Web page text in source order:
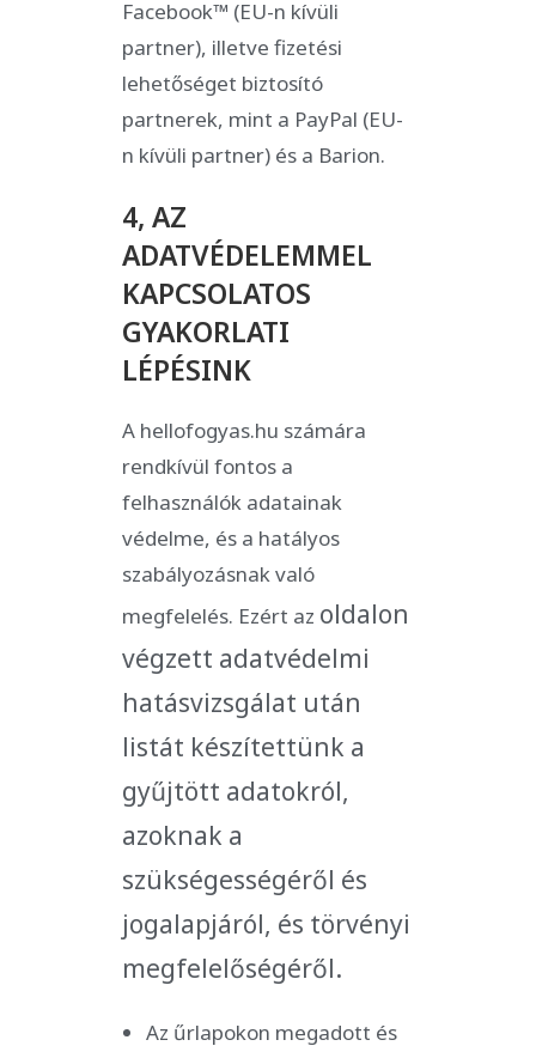
Facebook™ (EU-n kívüli
partner), illetve fizetési
lehetőséget biztosító
partnerek, mint a PayPal (EU-
n kívüli partner) és a Barion.
4, AZ
ADATVÉDELEMMEL
KAPCSOLATOS
GYAKORLATI
LÉPÉSINK
A hellofogyas.hu számára
rendkívül fontos a
felhasználók adatainak
védelme, és a hatályos
szabályozásnak való
megfelelés. Ezért az oldalon
végzett adatvédelmi
hatásvizsgálat után
listát készítettünk a
gyűjtött adatokról,
azoknak a
szükségességéről és
jogalapjáról, és törvényi
megfelelőségéről.
Az űrlapokon megadott és